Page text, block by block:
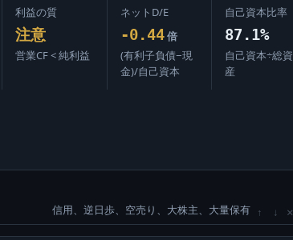
利益の質
注意
営業CF < 純利益
ネットD/E
-0.44 倍
(有利子負債−現
金)/自己資本
自己資本比率
87.1%
自己資本÷総資
産
信用、逆日歩、空売り、大株主、大量保有 ↑ ↓ ×